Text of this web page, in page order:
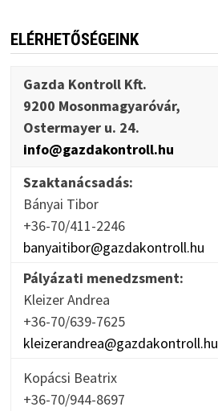
ELÉRHETŐSÉGEINK
Gazda Kontroll Kft.
9200 Mosonmagyaróvár,
Ostermayer u. 24.
info@gazdakontroll.hu
Szaktanácsadás:
Bányai Tibor
+36-70/411-2246
banyaitibor@gazdakontroll.hu
Pályázati menedzsment:
Kleizer Andrea
+36-70/639-7625
kleizerandrea@gazdakontroll.hu
Kopácsi Beatrix
+36-70/944-8697